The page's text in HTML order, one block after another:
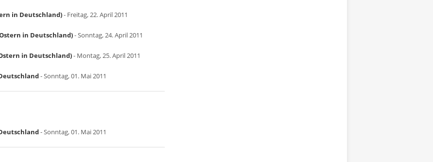
in Deutschland)- Freitag, 22. April 2011
in Deutschland)- Sonntag, 24. April 2011
in Deutschland)- Montag, 25. April 2011
- Sonntag, 01. Mai 2011
- Sonntag, 01. Mai 2011